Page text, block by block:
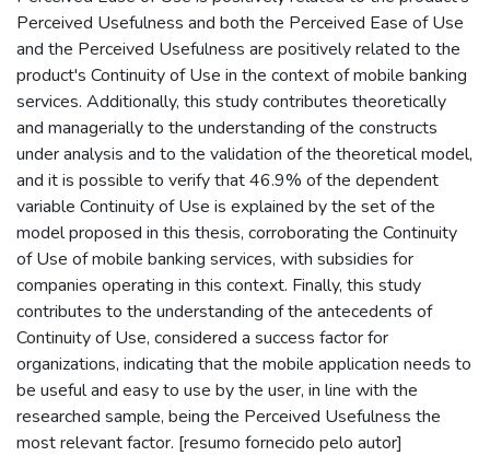
Perceived Usefulness and both the Perceived Ease of Use
and the Perceived Usefulness are positively related to the
product's Continuity of Use in the context of mobile banking
services. Additionally, this study contributes theoretically
and managerially to the understanding of the constructs
under analysis and to the validation of the theoretical model,
and it is possible to verify that 46.9% of the dependent
variable Continuity of Use is explained by the set of the
model proposed in this thesis, corroborating the Continuity
of Use of mobile banking services, with subsidies for
companies operating in this context. Finally, this study
contributes to the understanding of the antecedents of
Continuity of Use, considered a success factor for
organizations, indicating that the mobile application needs to
be useful and easy to use by the user, in line with the
researched sample, being the Perceived Usefulness the
most relevant factor. [resumo fornecido pelo autor]